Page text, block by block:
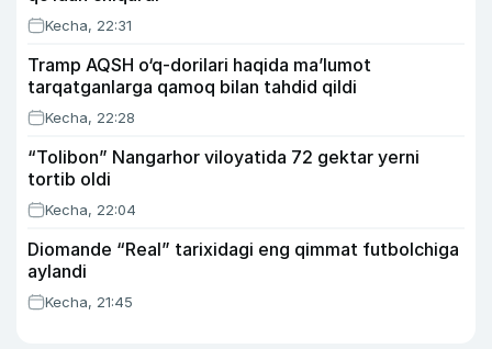
Kecha, 22:31
Tramp AQSH o‘q-dorilari haqida ma’lumot
tarqatganlarga qamoq bilan tahdid qildi
Kecha, 22:28
“Tolibon” Nangarhor viloyatida 72 gektar yerni
tortib oldi
Kecha, 22:04
Diomande “Real” tarixidagi eng qimmat futbolchiga
aylandi
Kecha, 21:45